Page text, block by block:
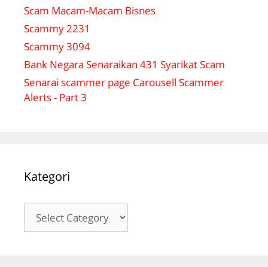
Scam Macam-Macam Bisnes
Scammy 2231
Scammy 3094
Bank Negara Senaraikan 431 Syarikat Scam
Senarai scammer page Carousell Scammer
Alerts - Part 3
Kategori